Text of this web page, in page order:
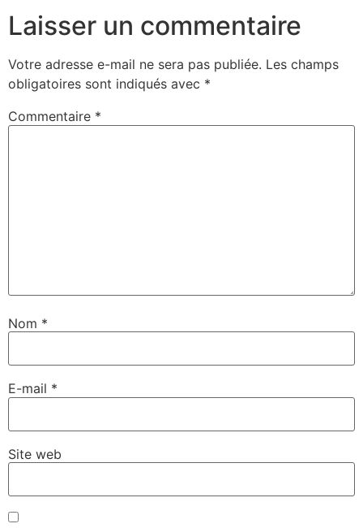
Laisser un commentaire
Votre adresse e-mail ne sera pas publiée. Les champs
obligatoires sont indiqués avec *
Commentaire *
Nom *
E-mail *
Site web